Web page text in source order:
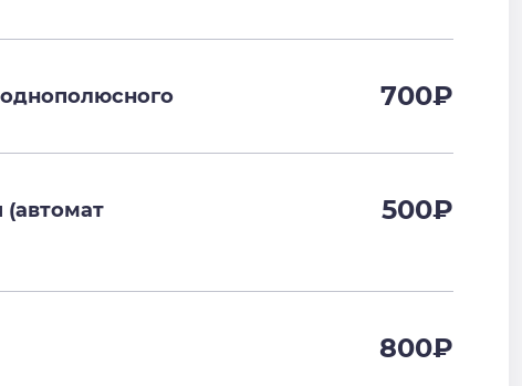
700₽
(автомат
500₽
800₽